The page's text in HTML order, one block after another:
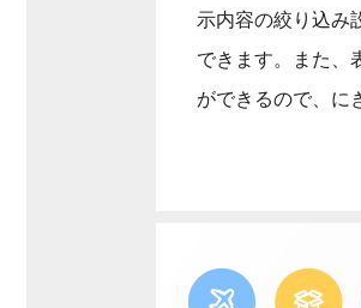
示内容の絞り込み
できます。また、
ができるので、に